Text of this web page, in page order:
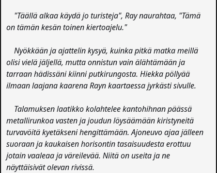
"Täällä alkaa käydä jo turisteja", Ray naurahtaa, "Tämä
on tämän kesän toinen kiertoajelu."
Nyökkään ja ajattelin kysyä, kuinka pitkä matka meillä
olisi vielä jäljellä, mutta onnistun vain älähtämään ja
tarraan hädissäni kiinni putkirungosta. Hiekka pöllyää
ilmaan laajana kaarena Rayn kaartaessa jyrkästi sivulle.
Talamuksen laatikko kolahtelee kantohihnan päässä
metallirunkoa vasten ja joudun löysäämään kiristyneitä
turvavöitä kyetäkseni hengittämään. Ajoneuvo ajaa jälleen
suoraan ja kaukaisen horisontin tasaisuudesta erottuu
jotain vaaleaa ja väreilevää. Niitä on useita ja ne
näyttäisivät olevan rivissä.